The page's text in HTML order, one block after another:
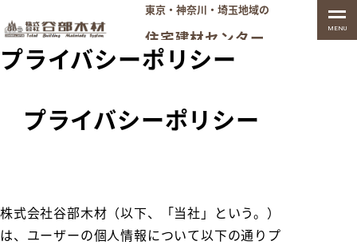
東京・神奈川・埼玉地域の
住宅建材センター MENU
プライバシーポリシー
プライバシーポリシー
株式会社谷部木材（以下、「当社」という。）
は、ユーザーの個人情報について以下の通りプ